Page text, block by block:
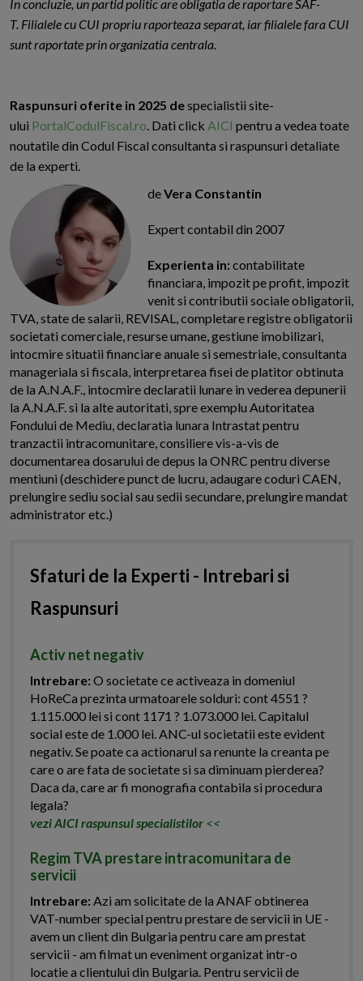
In concluzie, un partid politic are obligatia de raportare SAF-
T. Filialele cu CUI propriu raporteaza separat, iar filialele fara CUI
sunt raportate prin organizatia centrala.
Raspunsuri oferite in 2025 despecialistii site-
ului PortalCodulFiscal.ro. Dati click AICI pentru a vedea toate
noutatile din Codul Fiscal consultanta si raspunsuri detaliate
de la experti.
deVera Constantin
Expert contabil din 2007
Experienta in:contabilitate
financiara, impozit pe profit, impozit
venit si contributii sociale obligatorii,
TVA, state de salarii, REVISAL, completare registre obligatorii
societati comerciale, resurse umane, gestiune imobilizari,
intocmire situatii financiare anuale si semestriale, consultanta
manageriala si fiscala, interpretarea fisei de platitor obtinuta
de la A.N.A.F., intocmire declaratii lunare in vederea depunerii
la A.N.A.F. si la alte autoritati, spre exemplu Autoritatea
Fondului de Mediu, declaratia lunara Intrastat pentru
tranzactii intracomunitare, consiliere vis-a-vis de
documentarea dosarului de depus la ONRC pentru diverse
mentiuni (deschidere punct de lucru, adaugare coduri CAEN,
prelungire sediu social sau sedii secundare, prelungire mandat
administrator etc.)
Sfaturi de la Experti - Intrebari si
Raspunsuri
Activ net negativ
Intrebare:O societate ce activeaza in domeniul
HoReCa prezinta urmatoarele solduri: cont 4551 ?
1.115.000 lei si cont 1171 ? 1.073.000 lei. Capitalul
social este de 1.000 lei. ANC-ul societatii este evident
negativ. Se poate ca actionarul sa renunte la creanta pe
care o are fata de societate si sa diminuam pierderea?
Daca da, care ar fi monografia contabila si procedura
legala?
vezi AICI raspunsul specialistilor <<
Regim TVA prestare intracomunitara de
servicii
Intrebare:Azi am solicitate de la ANAF obtinerea
VAT-number special pentru prestare de servicii in UE -
avem un client din Bulgaria pentru care am prestat
servicii - am filmat un eveniment organizat intr-o
locatie a clientului din Bulgaria. Pentru servicii de